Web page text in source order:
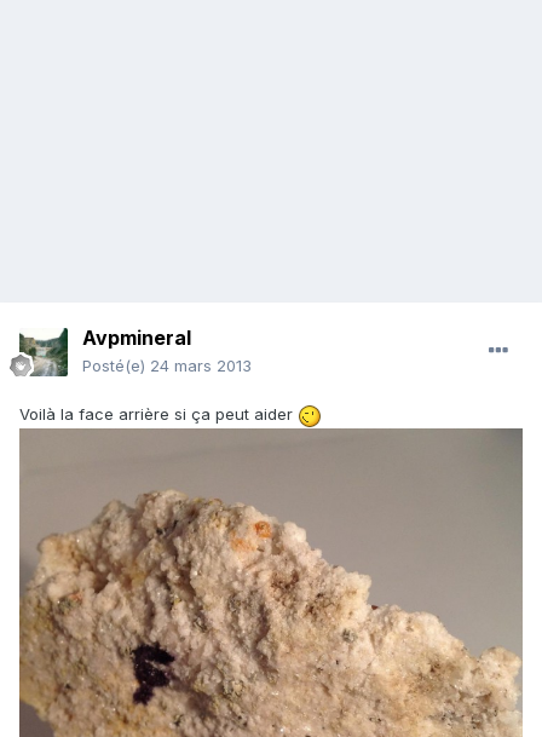
Avpmineral
Posté(e) 24 mars 2013
Voilà la face arrière si ça peut aider